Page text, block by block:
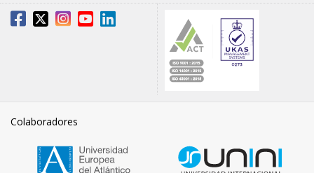
Colaboradores